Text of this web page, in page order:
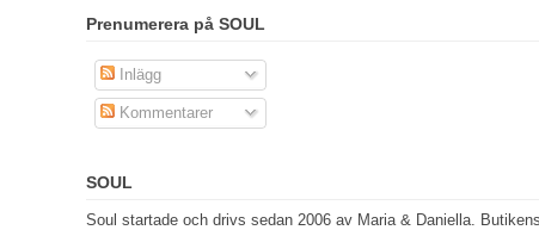
Prenumerera på SOUL
Inlägg
Kommentarer
SOUL
Soul startade och drivs sedan 2006 av Maria & Daniella.